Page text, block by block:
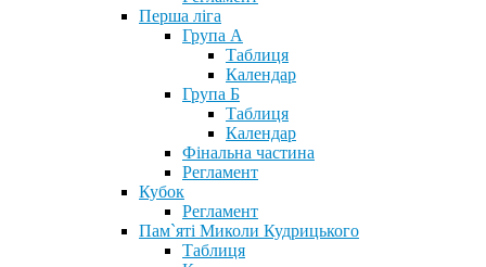
Перша ліга
Група А
Таблиця
Календар
Група Б
Таблиця
Календар
Фінальна частина
Регламент
Кубок
Регламент
Пам`яті Миколи Кудрицького
Таблиця